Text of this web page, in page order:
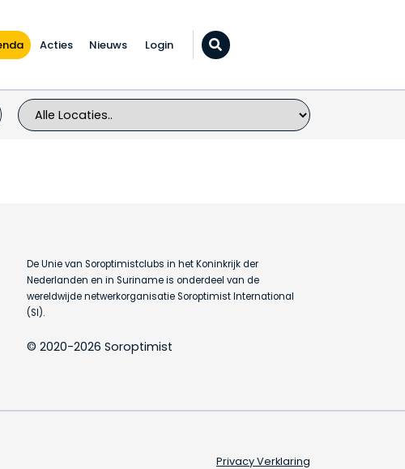
Acties Nieuws Login Zoeken...
De Unie van Soroptimistclubs in het Koninkrijk der
Nederlanden en in Suriname is onderdeel van de
wereldwijde netwerkorganisatie Soroptimist International
(SI).
© 2020-2026 Soroptimist
Privacy Verklaring